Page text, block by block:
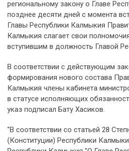
региональному закону о Главе
позднее десяти дней с момента
Главы Республики Калмыкия
Калмыкия слагает свои
вступившим в должность Главой
В соответствии с действующим
формирования нового состава
Калмыкия члены кабинета
в статусе исполняющих
указ подписал Бату Хасиков.
"В соответствии со статьей 28
(Конституции) Республики